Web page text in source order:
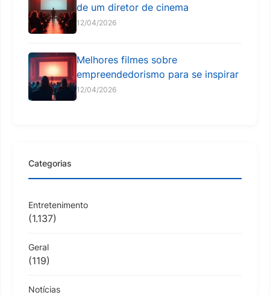
de um diretor de cinema
12/04/2026
Melhores filmes sobre
empreendedorismo para se inspirar
12/04/2026
Categorias
Entretenimento
(1.137)
Geral
(119)
Notícias